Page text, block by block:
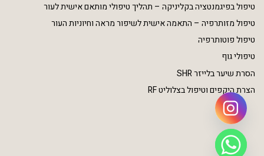
טיפול בפיגמנטציה בקליניקה – תהליך טיפולי מותאם אישית לעור
טיפול מזותרפיה – התאמה אישית לשיפור מראה וחיוניות העור
טיפול פוטותרפיה
טיפולי גוף
הסרת שיער בלייזר SHR
הצרת היקפים וטיפול בצלוליט RF